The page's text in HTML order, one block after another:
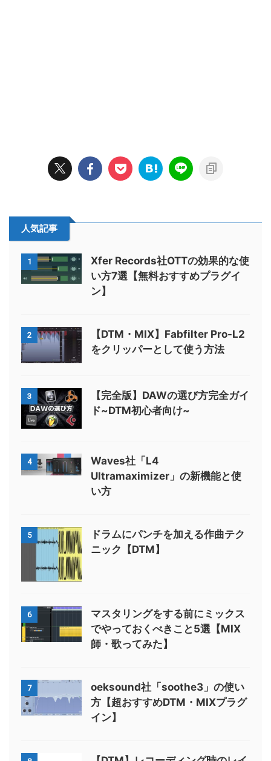
人気記事
1
Xfer Records社OTTの効果的な使
い方7選【無料おすすめプラグイ
ン】
2
【DTM・MIX】Fabfilter Pro-L2
をクリッパーとして使う方法
3
【完全版】DAWの選び方完全ガイ
ド~DTM初心者向け~
4
Waves社「L4
Ultramaximizer」の新機能と使
い方
5
ドラムにパンチを加える作曲テク
ニック【DTM】
6
マスタリングをする前にミックス
でやっておくべきこと5選【MIX
師・歌ってみた】
7
oeksound社「soothe3」の使い
方【超おすすめDTM・MIXプラグ
イン】